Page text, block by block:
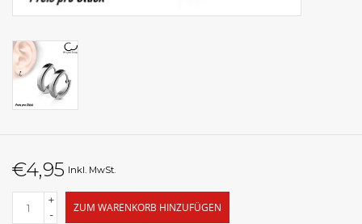
€4,95 Inkl. MwSt.
+
-
ZUM WARENKORB HINZUFÜGEN